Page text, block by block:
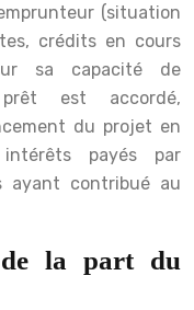
(situation
crédits en cours
sa capacité de
est accordé,
du projet en
payés par
ayant contribué au
de la part du